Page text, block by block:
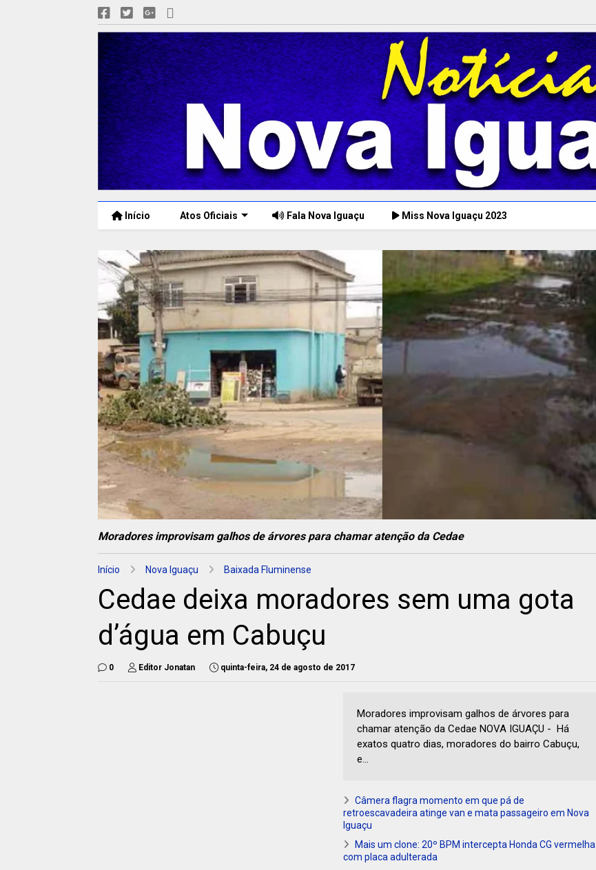
Início Atos Oficiais Fala Nova Iguaçu Miss Nova Iguaçu 2023
Moradores improvisam galhos de árvores para chamar atenção da Cedae
Início Nova Iguaçu Baixada Fluminense
Cedae deixa moradores sem uma gota
d’água em Cabuçu
0 Editor Jonatan quinta-feira, 24 de agosto de 2017
Moradores improvisam galhos de árvores para
chamar atenção da Cedae NOVA IGUAÇU - Há
exatos quatro dias, moradores do bairro Cabuçu,
e...
Câmera flagra momento em que pá de
retroescavadeira atinge van e mata passageiro em Nova
Iguaçu
Mais um clone: 20º BPM intercepta Honda CG vermelha
com placa adulterada